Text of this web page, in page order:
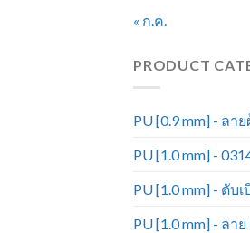
« ก.ค.
PRODUCT
PU [0.9 mm] - ลา
PU [1.0 mm] -
PU [1.0 mm] - ดับ
PU [1.0 mm] - ลาย